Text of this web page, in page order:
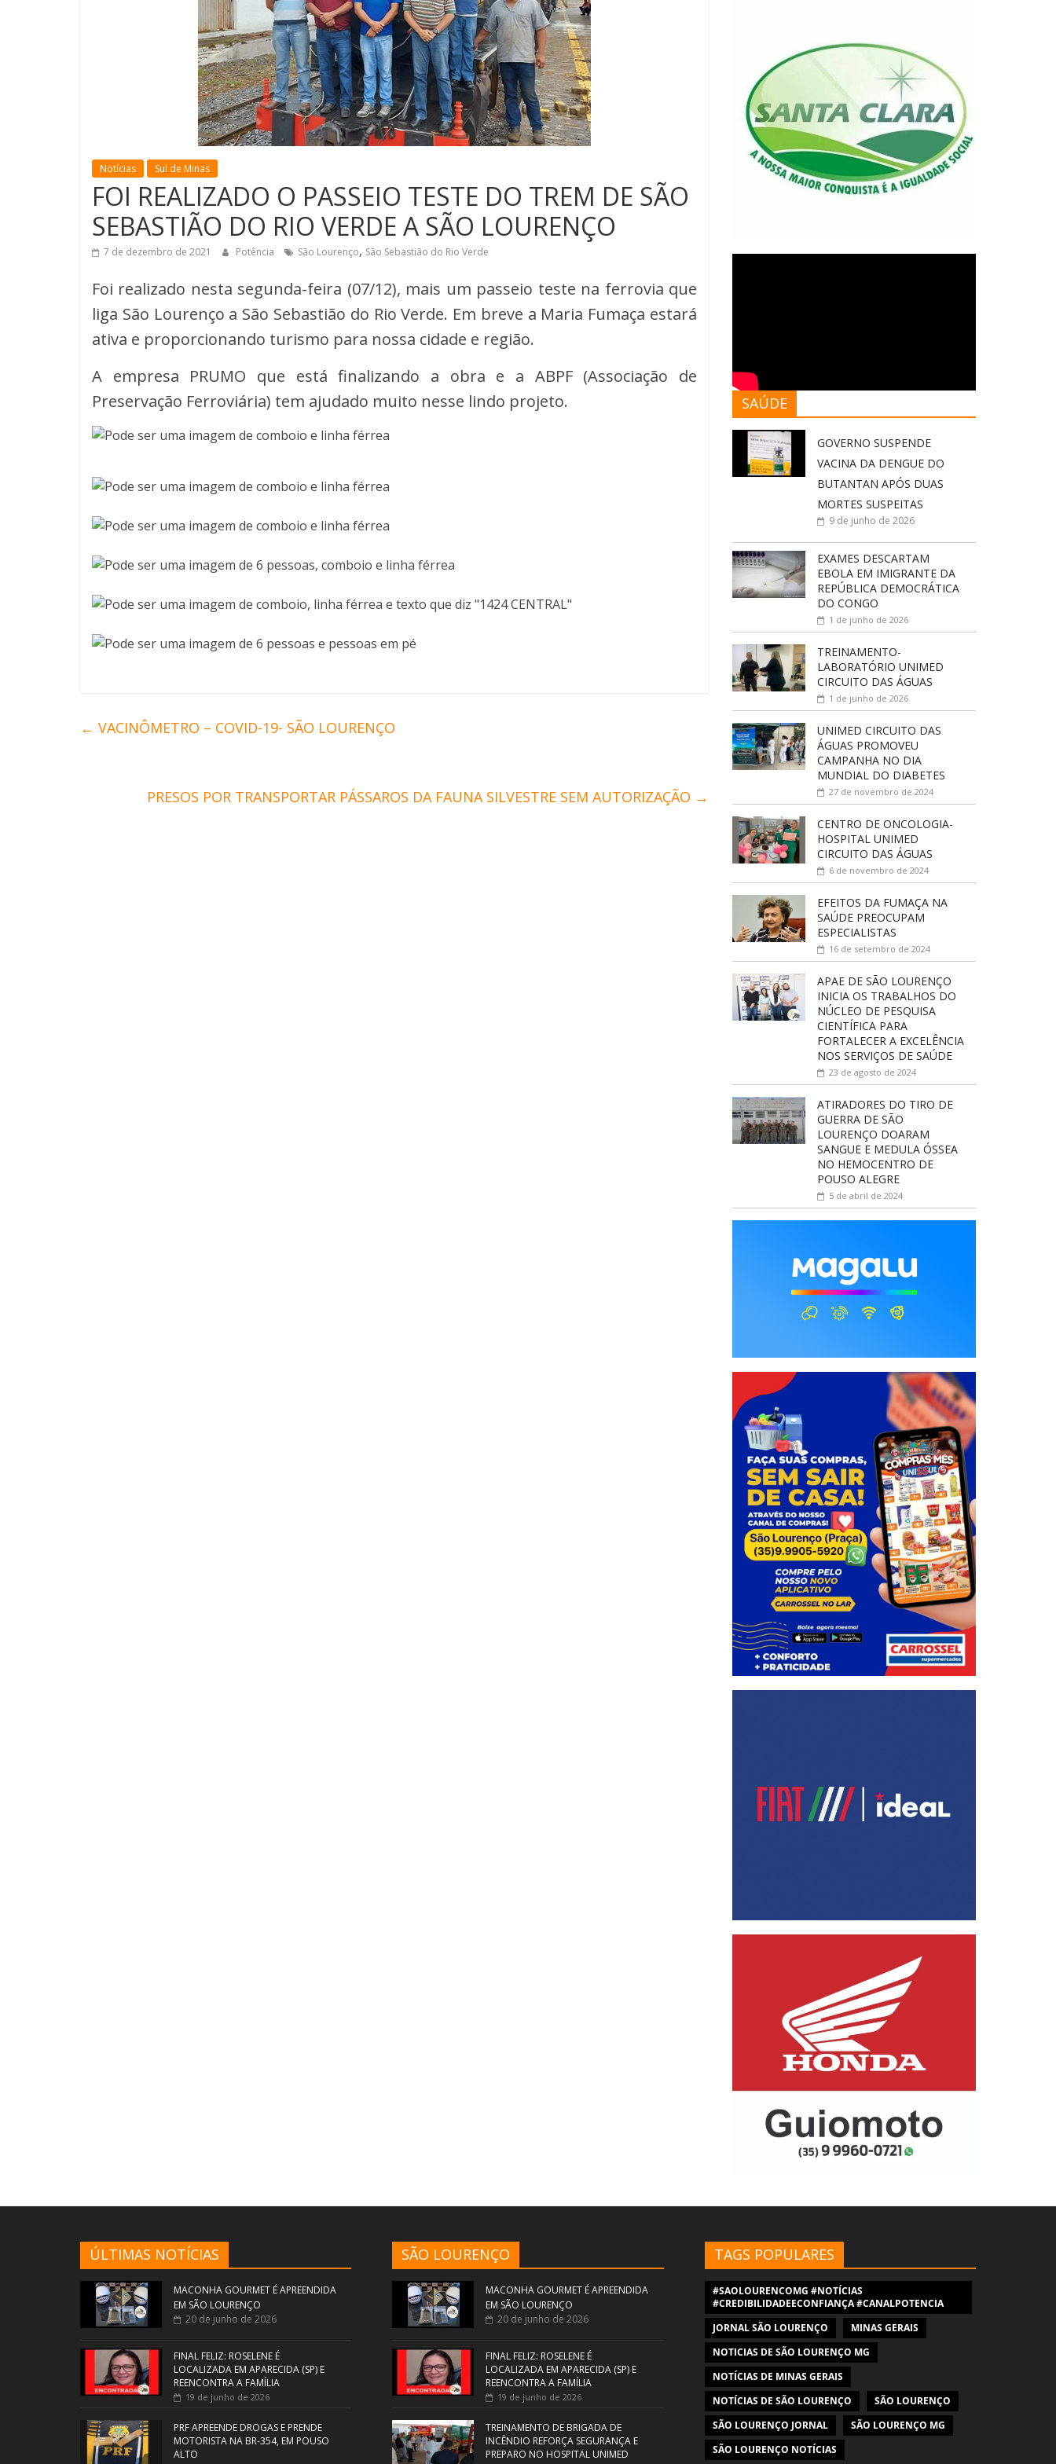
Notícias Sul de Minas
FOI REALIZADO O PASSEIO TESTE DO TREM DE SÃO
SEBASTIÃO DO RIO VERDE A SÃO LOURENÇO
7 de dezembro de 2021 Potência São Lourenço, São Sebastião do Rio Verde
Foi realizado nesta segunda-feira (07/12), mais um passeio teste na ferrovia que
liga São Lourenço a São Sebastião do Rio Verde. Em breve a Maria Fumaça estará
ativa e proporcionando turismo para nossa cidade e região.
A empresa PRUMO que está finalizando a obra e a ABPF (Associação de
Preservação Ferroviária) tem ajudado muito nesse lindo projeto.
← VACINÔMETRO – COVID-19- SÃO LOURENÇO
PRESOS POR TRANSPORTAR PÁSSAROS DA FAUNA SILVESTRE SEM AUTORIZAÇÃO →
SAÚDE
GOVERNO SUSPENDE
VACINA DA DENGUE DO
BUTANTAN APÓS DUAS
MORTES SUSPEITAS
9 de junho de 2026
EXAMES DESCARTAM
EBOLA EM IMIGRANTE DA
REPÚBLICA DEMOCRÁTICA
DO CONGO
1 de junho de 2026
TREINAMENTO-
LABORATÓRIO UNIMED
CIRCUITO DAS ÁGUAS
1 de junho de 2026
UNIMED CIRCUITO DAS
ÁGUAS PROMOVEU
CAMPANHA NO DIA
MUNDIAL DO DIABETES
27 de novembro de 2024
CENTRO DE ONCOLOGIA-
HOSPITAL UNIMED
CIRCUITO DAS ÁGUAS
6 de novembro de 2024
EFEITOS DA FUMAÇA NA
SAÚDE PREOCUPAM
ESPECIALISTAS
16 de setembro de 2024
APAE DE SÃO LOURENÇO
INICIA OS TRABALHOS DO
NÚCLEO DE PESQUISA
CIENTÍFICA PARA
FORTALECER A EXCELÊNCIA
NOS SERVIÇOS DE SAÚDE
23 de agosto de 2024
ATIRADORES DO TIRO DE
GUERRA DE SÃO
LOURENÇO DOARAM
SANGUE E MEDULA ÓSSEA
NO HEMOCENTRO DE
POUSO ALEGRE
5 de abril de 2024
ÚLTIMAS NOTÍCIAS
MACONHA GOURMET É APREENDIDA
EM SÃO LOURENÇO
20 de junho de 2026
FINAL FELIZ: ROSELENE É
LOCALIZADA EM APARECIDA (SP) E
REENCONTRA A FAMÍLIA
19 de junho de 2026
PRF APREENDE DROGAS E PRENDE
MOTORISTA NA BR-354, EM POUSO
ALTO
SÃO LOURENÇO
MACONHA GOURMET É APREENDIDA
EM SÃO LOURENÇO
20 de junho de 2026
FINAL FELIZ: ROSELENE É
LOCALIZADA EM APARECIDA (SP) E
REENCONTRA A FAMÍLIA
19 de junho de 2026
TREINAMENTO DE BRIGADA DE
INCÊNDIO REFORÇA SEGURANÇA E
PREPARO NO HOSPITAL UNIMED
TAGS POPULARES
#SAOLOURENCOMG #NOTÍCIAS
#CREDIBILIDADEECONFIANÇA #CANALPOTENCIA
JORNAL SÃO LOURENÇO
MINAS GERAIS
NOTICIAS DE SÃO LOURENÇO MG
NOTÍCIAS DE MINAS GERAIS
NOTÍCIAS DE SÃO LOURENÇO
SÃO LOURENÇO
SÃO LOURENÇO JORNAL
SÃO LOURENÇO MG
SÃO LOURENÇO NOTÍCIAS